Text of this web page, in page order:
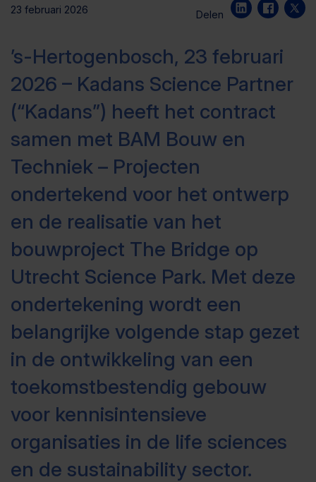
23 februari 2026 Delen
’s-Hertogenbosch, 23 februari
2026 – Kadans Science Partner
(“Kadans”) heeft het contract
samen met BAM Bouw en
Techniek – Projecten
ondertekend voor het ontwerp
en de realisatie van het
bouwproject The Bridge op
Utrecht Science Park. Met deze
ondertekening wordt een
belangrijke volgende stap gezet
in de ontwikkeling van een
toekomstbestendig gebouw
voor kennisintensieve
organisaties in de life sciences
en de sustainability sector.